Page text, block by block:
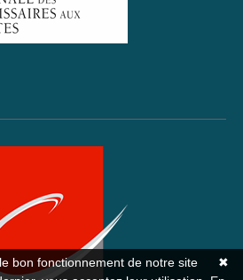
✖
bon fonctionnement de notre site